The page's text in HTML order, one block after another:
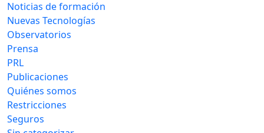
Noticias de formación
Nuevas Tecnologías
Observatorios
Prensa
PRL
Publicaciones
Quiénes somos
Restricciones
Seguros